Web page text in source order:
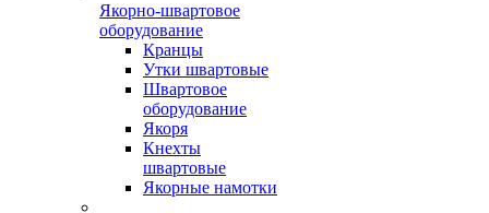
Якорно-швартовое
оборудование
Кранцы
Утки швартовые
Швартовое
оборудование
Якоря
Кнехты
швартовые
Якорные намотки